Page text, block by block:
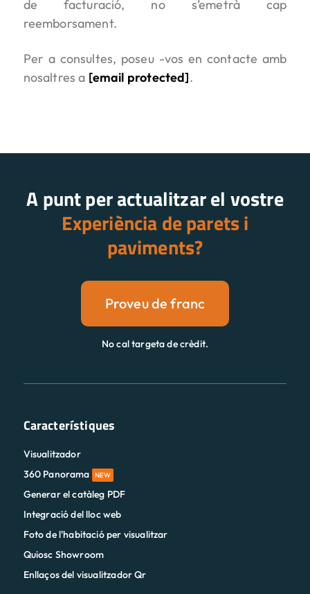
de facturació, no s’emetrà cap
reemborsament.
Per a consultes, poseu -vos en contacte amb
nosaltres a [email protected].
A punt per actualitzar el vostre
Experiència de parets i
paviments?
Proveu de franc
No cal targeta de crèdit.
Característiques
Visualitzador
360 Panorama
NEW
Generar el catàleg PDF
Integració del lloc web
Foto de l'habitació per visualitzar
Quiosc Showroom
Enllaços del visualitzador Qr